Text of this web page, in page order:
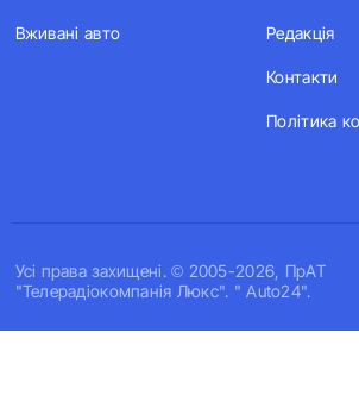
Усi права захищенi. © 2005-2026, ПрАТ
"Телерадіокомпанія Люкс". " Auto24".
Вживані авто Редакція
Контакти
Політика